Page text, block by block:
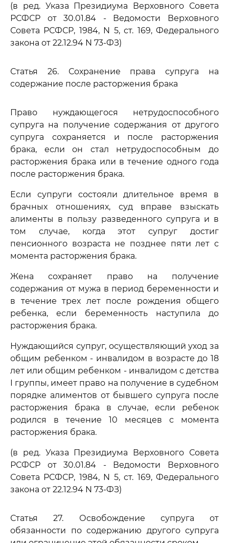
(в ред. Указа Президиума Верховного Совета
РСФСР от 30.01.84 - Ведомости Верховного
Совета РСФСР, 1984, N 5, ст. 169, Федерального
закона от 22.12.94 N 73-ФЗ)
Статья 26. Сохранение права супруга на
содержание после расторжения брака
Право нуждающегося нетрудоспособного
супруга на получение содержания от другого
супруга сохраняется и после расторжения
брака, если он стал нетрудоспособным до
расторжения брака или в течение одного года
после расторжения брака.
Если супруги состояли длительное время в
брачных отношениях, суд вправе взыскать
алименты в пользу разведенного супруга и в
том случае, когда этот супруг достиг
пенсионного возраста не позднее пяти лет с
момента расторжения брака.
Жена сохраняет право на получение
содержания от мужа в период беременности и
в течение трех лет после рождения общего
ребенка, если беременность наступила до
расторжения брака.
Нуждающийся супруг, осуществляющий уход за
общим ребенком - инвалидом в возрасте до 18
лет или общим ребенком - инвалидом с детства
I группы, имеет право на получение в судебном
порядке алиментов от бывшего супруга после
расторжения брака в случае, если ребенок
родился в течение 10 месяцев с момента
расторжения брака.
(в ред. Указа Президиума Верховного Совета
РСФСР от 30.01.84 - Ведомости Верховного
Совета РСФСР, 1984, N 5, ст. 169, Федерального
закона от 22.12.94 N 73-ФЗ)
Статья 27. Освобождение супруга от
обязанности по содержанию другого супруга